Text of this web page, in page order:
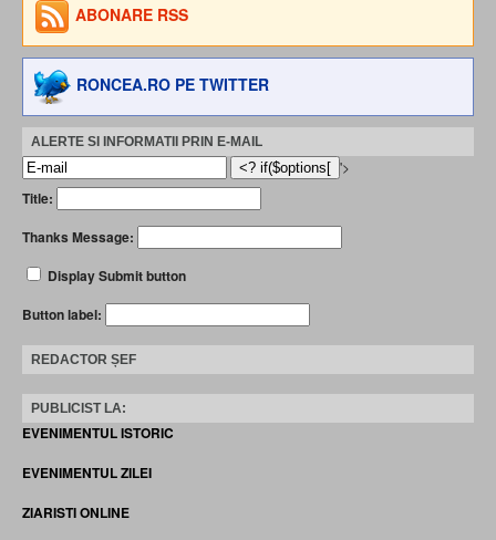
ABONARE RSS
RONCEA.RO PE TWITTER
ALERTE SI INFORMATII PRIN E-MAIL
'>
Title:
Thanks Message:
Display Submit button
Button label:
REDACTOR ȘEF
PUBLICIST LA:
EVENIMENTUL ISTORIC
EVENIMENTUL ZILEI
ZIARISTI ONLINE